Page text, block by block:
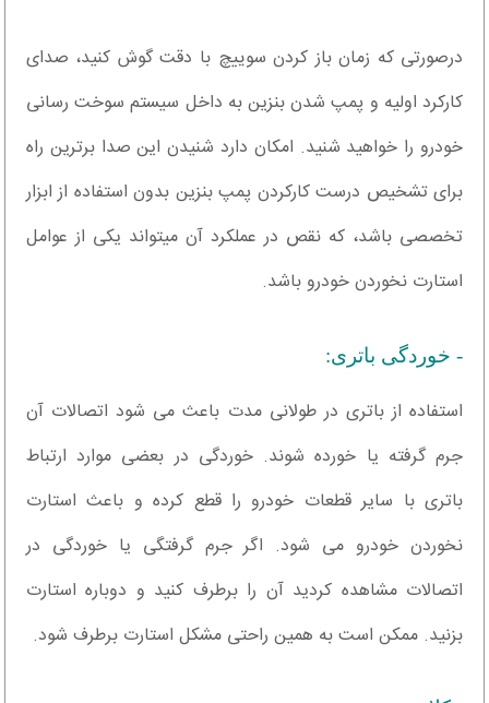
درصورتی که زمان باز کردن سوییچ با دقت گوش کنید، صدای
کارکرد اولیه و پمپ شدن بنزین به داخل سیستم سوخت رسانی
خودرو را خواهید شنید. امکان دارد شنیدن این صدا برترین راه
برای تشخیص درست کارکردن پمپ بنزین بدون استفاده از ابزار
تخصصی باشد، که نقص در عملکرد آن میتواند یکی از عوامل
استارت نخوردن خودرو باشد.
- خوردگی باتری:
استفاده از باتری در طولانی مدت باعث می شود اتصالات آن
جرم گرفته یا خورده شوند. خوردگی در بعضی موارد ارتباط
باتری با سایر قطعات خودرو را قطع کرده و باعث استارت
نخوردن خودرو می شود. اگر جرم گرفتگی یا خوردگی در
اتصالات مشاهده کردید آن را برطرف کنید و دوباره استارت
بزنید. ممکن است به همین راحتی مشکل استارت برطرف شود.